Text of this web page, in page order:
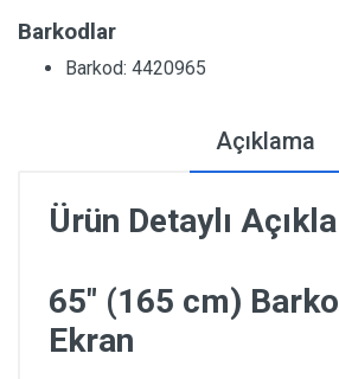
Barkodlar
Barkod: 4420965
Açıklama
Ürün Detaylı
65" (165 cm)
Ekran